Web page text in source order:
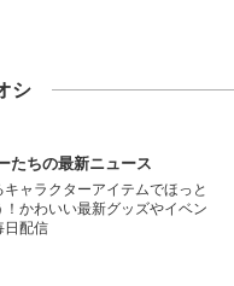
シ
たちの最新ニュース
キャラクターアイテムでほっと
！かわいい最新グッズやイベン
日配信